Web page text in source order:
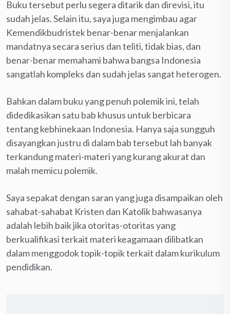
Buku tersebut perlu segera ditarik dan direvisi, itu
sudah jelas. Selain itu, saya juga mengimbau agar
Kemendikbudristek benar-benar menjalankan
mandatnya secara serius dan teliti, tidak bias, dan
benar-benar memahami bahwa bangsa Indonesia
sangatlah kompleks dan sudah jelas sangat heterogen.
Bahkan dalam buku yang penuh polemik ini, telah
didedikasikan satu bab khusus untuk berbicara
tentang kebhinekaan Indonesia. Hanya saja sungguh
disayangkan justru di dalam bab tersebut lah banyak
terkandung materi-materi yang kurang akurat dan
malah memicu polemik.
Saya sepakat dengan saran yang juga disampaikan oleh
sahabat-sahabat Kristen dan Katolik bahwasanya
adalah lebih baik jika otoritas-otoritas yang
berkualifikasi terkait materi keagamaan dilibatkan
dalam menggodok topik-topik terkait dalam kurikulum
pendidikan.